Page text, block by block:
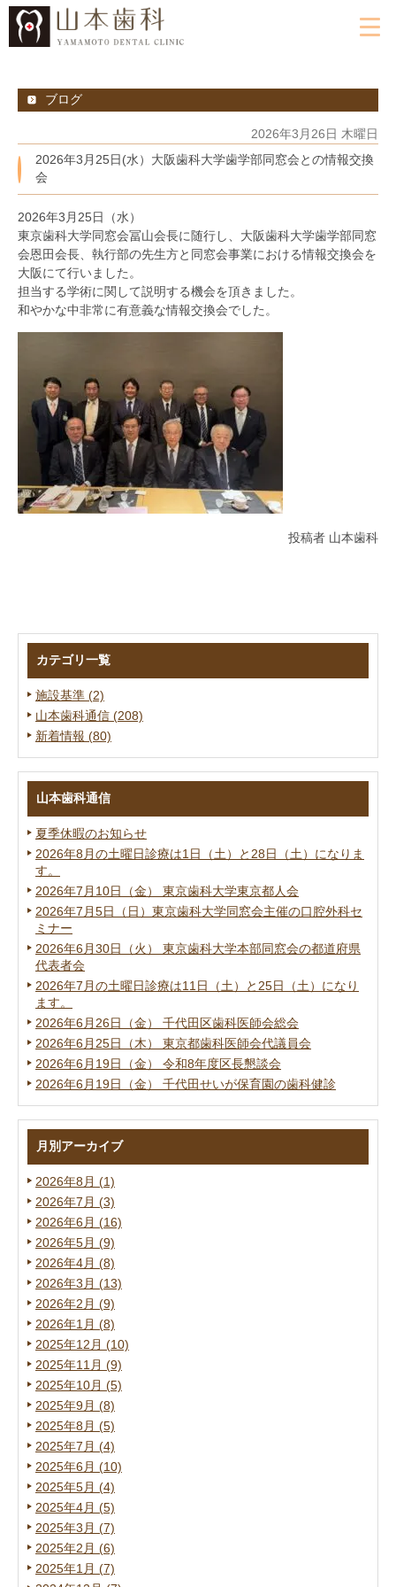
ブログ
2026年3月26日 木曜日
2026年3月25日(水）大阪歯科大学歯学部同窓会との情報交換
会
2026年3月25日（水）
東京歯科大学同窓会冨山会長に随行し、大阪歯科大学歯学部同窓
会恩田会長、執行部の先生方と同窓会事業における情報交換会を
大阪にて行いました。
担当する学術に関して説明する機会を頂きました。
和やかな中非常に有意義な情報交換会でした。
投稿者 山本歯科
カテゴリ一覧
施設基準 (2)
山本歯科通信 (208)
新着情報 (80)
山本歯科通信
夏季休暇のお知らせ
2026年8月の土曜日診療は1日（土）と28日（土）になりま
す。
2026年7月10日（金） 東京歯科大学東京都人会
2026年7月5日（日）東京歯科大学同窓会主催の口腔外科セ
ミナー
2026年6月30日（火） 東京歯科大学本部同窓会の都道府県
代表者会
2026年7月の土曜日診療は11日（土）と25日（土）になり
ます。
2026年6月26日（金） 千代田区歯科医師会総会
2026年6月25日（木） 東京都歯科医師会代議員会
2026年6月19日（金） 令和8年度区長懇談会
2026年6月19日（金） 千代田せいが保育園の歯科健診
月別アーカイブ
2026年8月 (1)
2026年7月 (3)
2026年6月 (16)
2026年5月 (9)
2026年4月 (8)
2026年3月 (13)
2026年2月 (9)
2026年1月 (8)
2025年12月 (10)
2025年11月 (9)
2025年10月 (5)
2025年9月 (8)
2025年8月 (5)
2025年7月 (4)
2025年6月 (10)
2025年5月 (4)
2025年4月 (5)
2025年3月 (7)
2025年2月 (6)
2025年1月 (7)